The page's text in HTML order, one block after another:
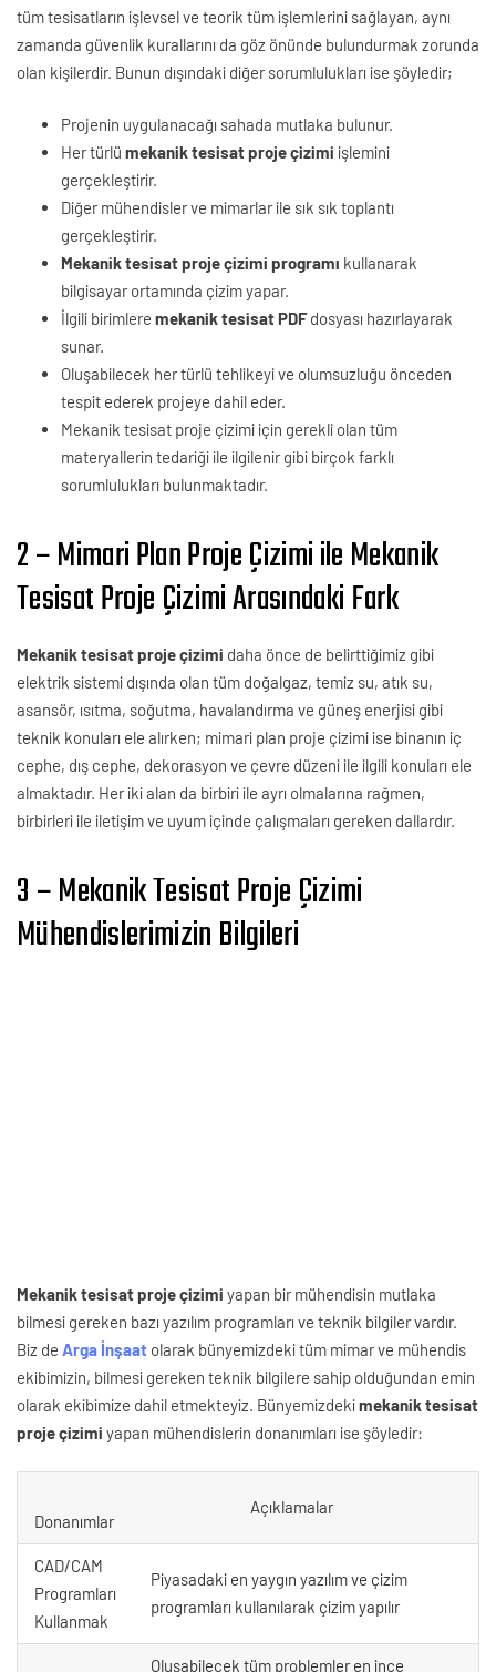
tüm tesisatların işlevsel ve teorik tüm işlemlerini sağlayan, aynı
zamanda güvenlik kurallarını da göz önünde bulundurmak zorunda
olan kişilerdir. Bunun dışındaki diğer sorumlulukları ise şöyledir;
Projenin uygulanacağı sahada mutlaka bulunur.
Her türlü mekanik tesisat proje çizimi işlemini
gerçekleştirir.
Diğer mühendisler ve mimarlar ile sık sık toplantı
gerçekleştirir.
Mekanik tesisat proje çizimi programı kullanarak
bilgisayar ortamında çizim yapar.
İlgili birimlere mekanik tesisat PDFdosyası hazırlayarak
sunar.
Oluşabilecek her türlü tehlikeyi ve olumsuzluğu önceden
tespit ederek projeye dahil eder.
Mekanik tesisat proje çizimi için gerekli olan tüm
materyallerin tedariği ile ilgilenir gibi birçok farklı
sorumlulukları bulunmaktadır.
2 – Mimari Plan Proje Çizimi ile Mekanik
Tesisat Proje Çizimi Arasındaki Fark
Mekanik tesisat proje çizimi daha önce de belirttiğimiz gibi
elektrik sistemi dışında olan tüm doğalgaz, temiz su, atık su,
asansör, ısıtma, soğutma, havalandırma ve güneş enerjisi gibi
teknik konuları ele alırken; mimari plan proje çizimi ise binanın iç
cephe, dış cephe, dekorasyon ve çevre düzeni ile ilgili konuları ele
almaktadır. Her iki alan da birbiri ile ayrı olmalarına rağmen,
birbirleri ile iletişim ve uyum içinde çalışmaları gereken dallardır.
3 – Mekanik Tesisat Proje Çizimi
Mühendislerimizin Bilgileri
Mekanik tesisat proje çizimi yapan bir mühendisin mutlaka
bilmesi gereken bazı yazılım programları ve teknik bilgiler vardır.
Biz de Arga İnşaat olarak bünyemizdeki tüm mimar ve mühendis
ekibimizin, bilmesi gereken teknik bilgilere sahip olduğundan emin
olarak ekibimize dahil etmekteyiz. Bünyemizdekimekanik tesisat
proje çizimi yapan mühendislerin donanımları ise şöyledir:
Donanımlar
Açıklamalar
CAD/CAM
Programları
Kullanmak
Piyasadaki en yaygın yazılım ve çizim
programları kullanılarak çizim yapılır
Oluşabilecek tüm problemler en ince